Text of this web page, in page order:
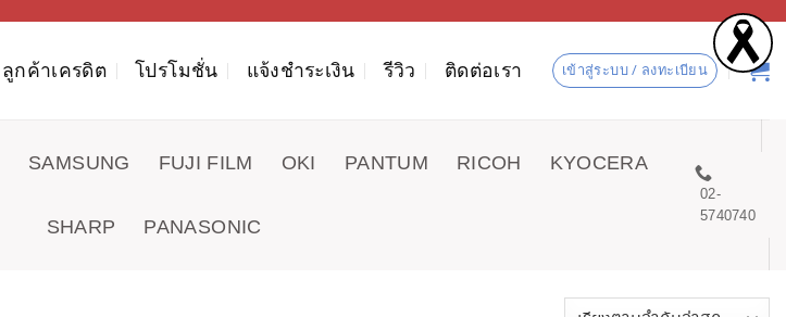
ลูกค้าเครดิต โปรโมชั่น แจ้งชำระเงิน รีวิว ติดต่อเรา เข้าสู่ระบบ / ลงทะเบียน
SAMSUNG FUJI FILM OKI PANTUM RICOH KYOCERA
SHARP PANASONIC
02-
5740740